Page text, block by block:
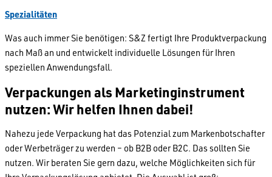
Spezialitäten
Was auch immer Sie benötigen: S&Z fertigt Ihre Produktverpackung
nach Maß an und entwickelt individuelle Lösungen für Ihren
speziellen Anwendungsfall.
Verpackungen als Marketinginstrument
nutzen: Wir helfen Ihnen dabei!
Nahezu jede Verpackung hat das Potenzial zum Markenbotschafter
oder Werbeträger zu werden – ob B2B oder B2C. Das sollten Sie
nutzen. Wir beraten Sie gern dazu, welche Möglichkeiten sich für